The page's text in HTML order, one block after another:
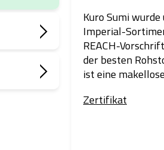
Kuro Sumi
Imperial-
REACH-
der besten
ist eine
Zertifikat